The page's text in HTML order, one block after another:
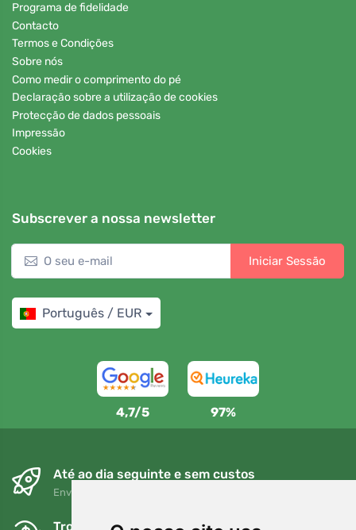
Programa de fidelidade
Contacto
Termos e Condições
Sobre nós
Como medir o comprimento do pé
Declaração sobre a utilização de cookies
Protecção de dados pessoais
Impressão
Cookies
Subscrever a nossa newsletter
Iniciar Sessão
Português / EUR
4,7/5 97%
Até ao dia seguinte e sem custos
Envio gratuito para encomendas superiores a 80 EUR
Trocas e devoluções gratuitas